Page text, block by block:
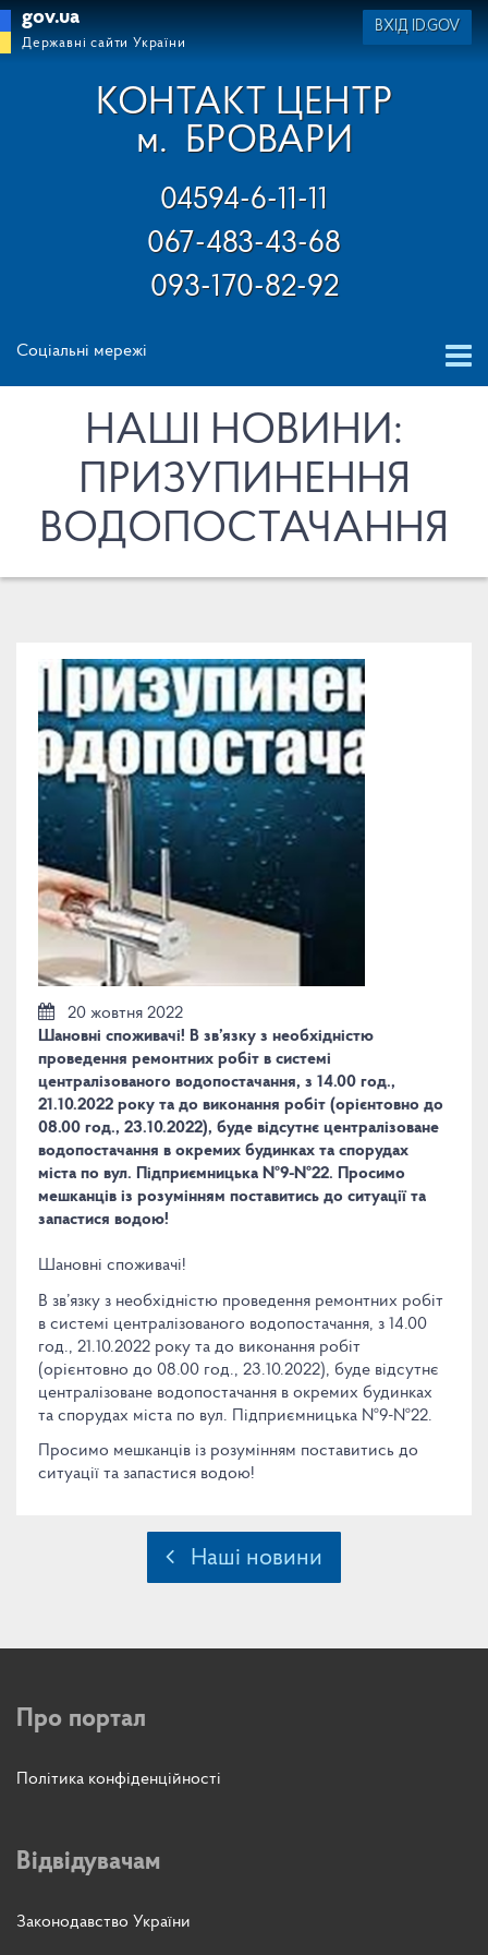
gov.ua
Державні сайти України
ВХІД ID.GOV
КОНТАКТ ЦЕНТР
м. БРОВАРИ
04594-6-11-11
067-483-43-68
093-170-82-92
Соціальні мережі
НАШІ НОВИНИ:
ПРИЗУПИНЕННЯ
ВОДОПОСТАЧАННЯ
20 жовтня 2022
Шановні споживачі! В зв’язку з необхідністю
проведення ремонтних робіт в системі
централізованого водопостачання, з 14.00 год.,
21.10.2022 року та до виконання робіт (орієнтовно до
08.00 год., 23.10.2022), буде відсутнє централізоване
водопостачання в окремих будинках та спорудах
міста по вул. Підприємницька №9-№22. Просимо
мешканців із розумінням поставитись до ситуації та
запастися водою!
Шановні споживачі!
В зв’язку з необхідністю проведення ремонтних робіт
в системі централізованого водопостачання, з 14.00
год., 21.10.2022 року та до виконання робіт
(орієнтовно до 08.00 год., 23.10.2022), буде відсутнє
централізоване водопостачання в окремих будинках
та спорудах міста по вул. Підприємницька №9-№22.
Просимо мешканців із розумінням поставитись до
ситуації та запастися водою!
Наші новини
Про портал
Політика конфіденційності
Відвідувачам
Законодавство України